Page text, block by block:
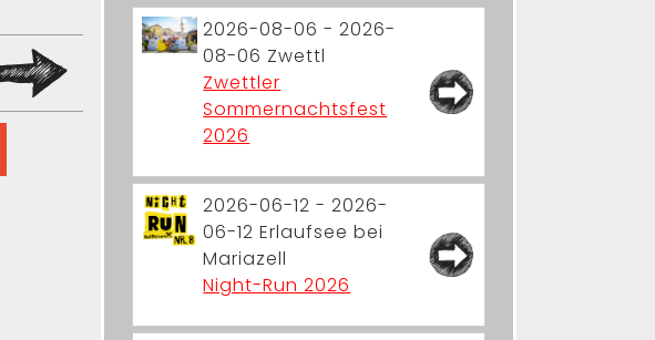
2026-08-06 - 2026-
08-06 Zwettl
Zwettler
Sommernachtsfest
2026
2026-06-12 - 2026-
06-12 Erlaufsee bei
Mariazell
Night-Run 2026